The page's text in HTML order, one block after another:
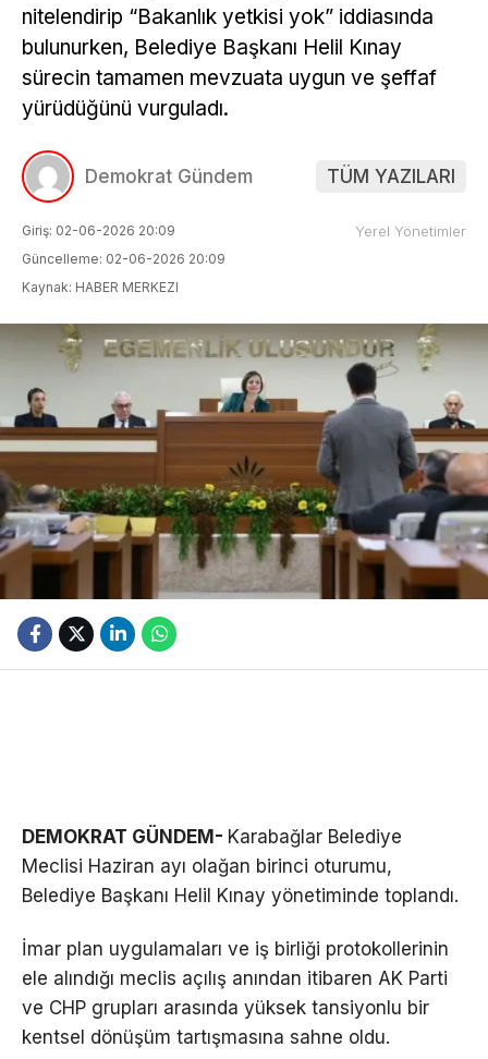
nitelendirip “Bakanlık yetkisi yok” iddiasında
bulunurken, Belediye Başkanı Helil Kınay
sürecin tamamen mevzuata uygun ve şeffaf
yürüdüğünü vurguladı.
Demokrat Gündem TÜM YAZILARI
Giriş: 02-06-2026 20:09
Güncelleme: 02-06-2026 20:09
Kaynak: HABER MERKEZI
Yerel Yönetimler
DEMOKRAT GÜNDEM- Karabağlar Belediye
Meclisi Haziran ayı olağan birinci oturumu,
Belediye Başkanı Helil Kınay yönetiminde toplandı.
İmar plan uygulamaları ve iş birliği protokollerinin
ele alındığı meclis açılış anından itibaren AK Parti
ve CHP grupları arasında yüksek tansiyonlu bir
kentsel dönüşüm tartışmasına sahne oldu.